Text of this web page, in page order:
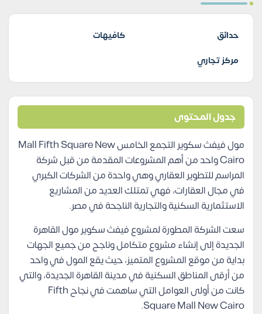
حدائق
كافيهات
مركز تجاري
جدول المحتوى
مول فيفث سكوير التجمع الخامس Mall Fifth Square New
Cairo واحد من أهم المشروعات المقدمة من قبل شركة
المراسم للتطوير العقاري وهي واحدة من الشركات الكبري
في مجال العقارات، فهي تمتلك العديد من المشاريع
الاستثمارية السكنية والتجارية الناجحة في مصر.
سعت الشركة المطورة لمشروع فيفث سكوير مول القاهرة
الجديدة إلى إنشاء مشروع متكامل وناجح من جميع الجهات
بداية من موقع المشروع المتميز، حيث يقع المول في واحد
من أرقى المناطق السكنية في مدينة القاهرة الجديدة، والتي
كانت من أولى العوامل التي ساهمت في نجاح Fifth
Square Mall New Cairo.